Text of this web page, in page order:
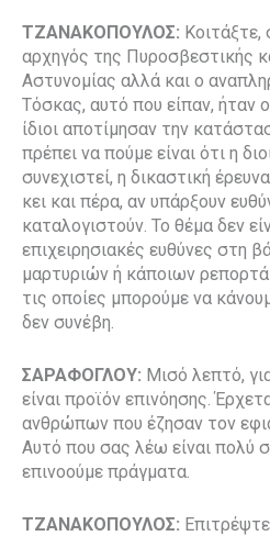
ΤΖΑΝΑΚΟΠΟΥΛΟΣ: Κοιτάξτε,
αρχηγός της Πυροσβεστικής
Αστυνομίας αλλά και ο
Τόσκας, αυτό που είπαν, ήταν
ίδιοι αποτίμησαν την
πρέπει να πούμε είναι ότι η
συνεχιστεί, η δικαστική
κει και πέρα, αν υπάρξουν
καταλογιστούν. Το θέμα δεν
επιχειρησιακές ευθύνες στη
μαρτυριών ή κάποιων
τις οποίες μπορούμε να
δεν συνέβη.
ΣΑΡΑΦΟΓΛΟΥ: Μισό λεπτό,
είναι προϊόν επινόησης.
ανθρώπων που έζησαν τον
Αυτό που σας λέω είναι πολύ
επινοούμε πράγματα.
ΤΖΑΝΑΚΟΠΟΥΛΟΣ: